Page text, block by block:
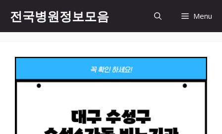
츠
전국병원정보모음 Menu